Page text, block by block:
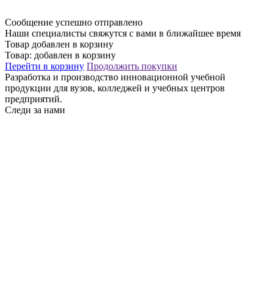
Сообщение успешно отправлено
Наши специалисты свяжутся с вами в ближайшее время
Товар добавлен в корзину
Товар: добавлен в корзину
Перейти в корзину Продолжить покупки
Разработка и производство инновационной учебной
продукции для вузов, колледжей и учебных центров
предприятий.
Следи за нами